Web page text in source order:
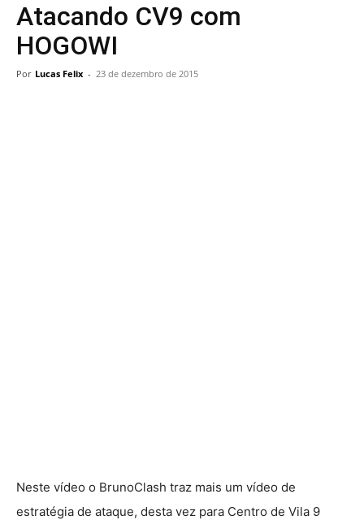
Atacando CV9 com
HOGOWI
Por Lucas Felix - 23 de dezembro de 2015
Neste vídeo o BrunoClash traz mais um vídeo de
estratégia de ataque, desta vez para Centro de Vila 9